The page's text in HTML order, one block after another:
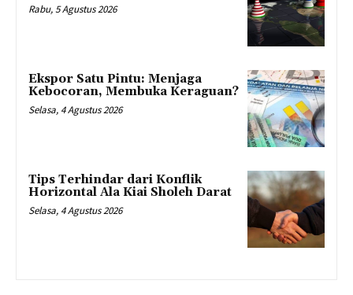
Rabu, 5 Agustus 2026
Ekspor Satu Pintu: Menjaga
Kebocoran, Membuka Keraguan?
Selasa, 4 Agustus 2026
Tips Terhindar dari Konflik
Horizontal Ala Kiai Sholeh Darat
Selasa, 4 Agustus 2026